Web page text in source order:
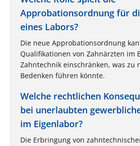
Approbationsordnung für
eines Labors?
Die neue Approbationsordnung
Qualifikationen von Zahnärzten im
Zahntechnik einschränken, was zu
Bedenken führen könnte.
Welche rechtlichen
bei unerlaubten
im Eigenlabor?
Die Erbringung von